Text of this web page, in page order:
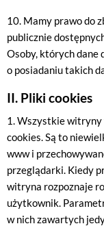
10. Mamy prawo do
publicznie
Osoby, których dane
o posiadaniu takich
II. Pliki cookies
1. Wszystkie witryny
cookies. Są to
www i
przeglądarki. Kiedy
witryna rozpoznaje
użytkownik.
w nich zawartych